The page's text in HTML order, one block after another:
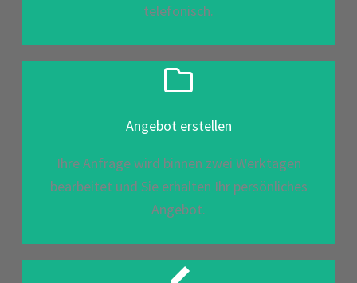
telefonisch.
Angebot erstellen
Ihre Anfrage wird binnen zwei Werktagen
bearbeitet und Sie erhalten Ihr persönliches
Angebot.